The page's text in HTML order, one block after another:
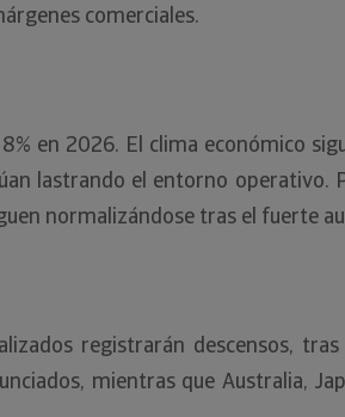
comerciales.
en 2026. El clima económico
lastrando el entorno operativo.
normalizándose tras el fuerte
registrarán descensos,
mientras que Australia,